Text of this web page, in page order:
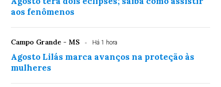
aos fenômenos
Campo Grande - MS Há 1 hora
Agosto Lilás marca avanços na proteção às
mulheres